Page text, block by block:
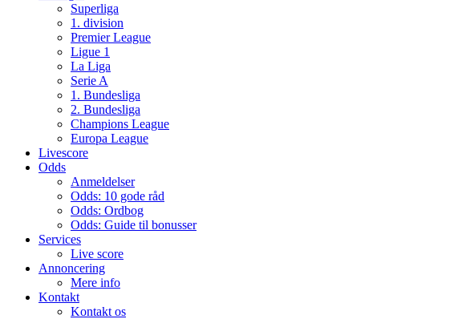
Superliga
1. division
Premier League
Ligue 1
La Liga
Serie A
1. Bundesliga
2. Bundesliga
Champions League
Europa League
Livescore
Odds
Anmeldelser
Odds: 10 gode råd
Odds: Ordbog
Odds: Guide til bonusser
Services
Live score
Annoncering
Mere info
Kontakt
Kontakt os